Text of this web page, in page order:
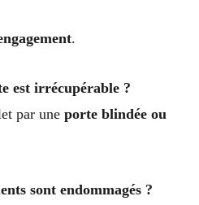
.
est irrécupérable ?
par une porte blindée ou
sont endommagés ?